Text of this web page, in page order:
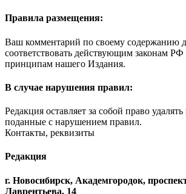
Правила размещения:
Ваш комментарий по своему содержанию
соответствовать действующим законам
принципам нашего Издания.
В случае нарушения правил:
Редакция оставляет за собой право
поданные с нарушением правил.
Контакты, реквизиты
Редакция
г. Новосибирск, Академгородок,
Лаврентьева, 14